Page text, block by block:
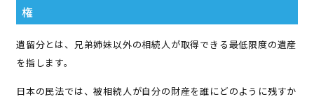
権
遺留分とは、兄弟姉妹以外の相続人が取得できる最低限度の遺産
を指します。
日本の民法では、被相続人が自分の財産を誰にどのように残すか